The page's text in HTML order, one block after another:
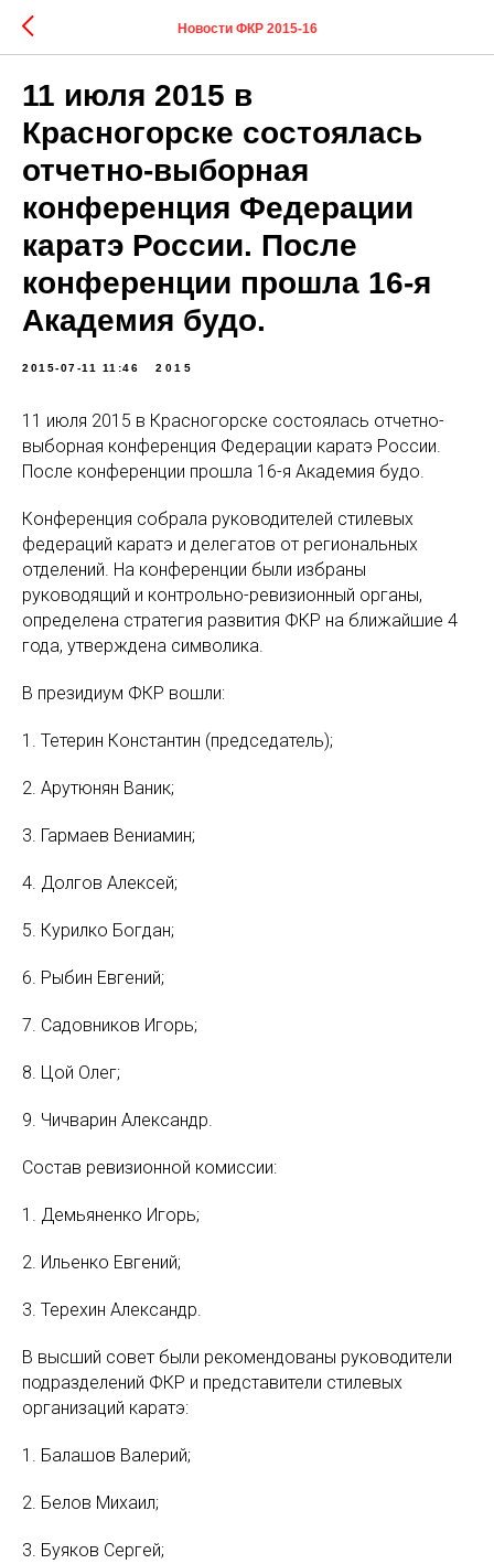
Новости ФКР 2015-16
11 июля 2015 в
Красногорске состоялась
отчетно-выборная
конференция Федерации
каратэ России. После
конференции прошла 16-я
Академия будо.
2015-07-11 11:46 2015
11 июля 2015 в Красногорске состоялась отчетно-
выборная конференция Федерации каратэ России.
После конференции прошла 16-я Академия будо.
Конференция собрала руководителей стилевых
федераций каратэ и делегатов от региональных
отделений. На конференции были избраны
руководящий и контрольно-ревизионный органы,
определена стратегия развития ФКР на ближайшие 4
года, утверждена символика.
В президиум ФКР вошли:
1. Тетерин Константин (председатель);
2. Арутюнян Ваник;
3. Гармаев Вениамин;
4. Долгов Алексей;
5. Курилко Богдан;
6. Рыбин Евгений;
7. Садовников Игорь;
8. Цой Олег;
9. Чичварин Александр.
Состав ревизионной комиссии:
1. Демьяненко Игорь;
2. Ильенко Евгений;
3. Терехин Александр.
В высший совет были рекомендованы руководители
подразделений ФКР и представители стилевых
организаций каратэ:
1. Балашов Валерий;
2. Белов Михаил;
3. Буяков Сергей;